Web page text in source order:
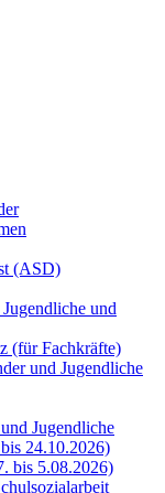
(ASD)
und
(für Fachkräfte)
und Jugendliche
Jugendliche
24.10.2026)
bis 5.08.2026)